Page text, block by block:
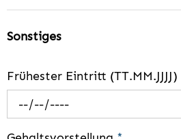
Sonstiges
Frühester Eintritt (TT.MM.JJJJ)